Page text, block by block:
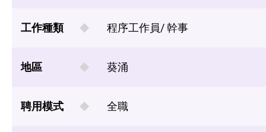
工作種類 程序工作員/ 幹事
地區 葵涌
聘用模式 全職